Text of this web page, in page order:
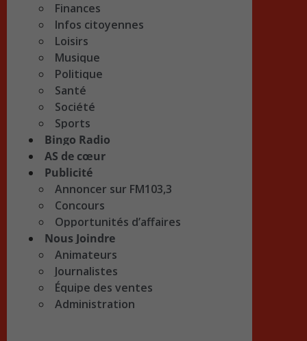
Finances
Infos citoyennes
Loisirs
Musique
Politique
Santé
Société
Sports
Bingo Radio
AS de cœur
Publicité
Annoncer sur FM103,3
Concours
Opportunités d’affaires
Nous Joindre
Animateurs
Journalistes
Équipe des ventes
Administration